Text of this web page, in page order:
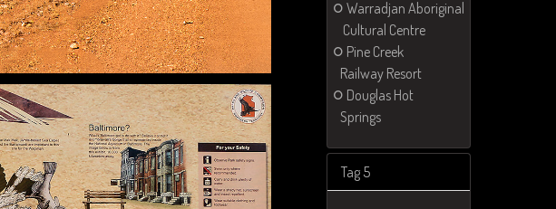
Warradjan Aboriginal
Cultural Centre
Pine Creek
Railway Resort
Douglas Hot
Springs
Tag 5